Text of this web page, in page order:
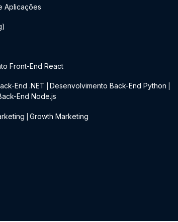
Aplicações
Front-End React
End .NET Desenvolvimento Back-End Python
End Node.js
Growth Marketing